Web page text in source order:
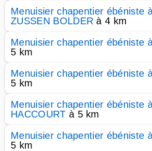
Menuisier chapentier ébéniste
ZUSSEN BOLDER à 4 km
Menuisier chapentier ébéniste
5 km
Menuisier chapentier ébéniste
5 km
Menuisier chapentier ébéniste
HACCOURT à 5 km
Menuisier chapentier ébéniste
5 km